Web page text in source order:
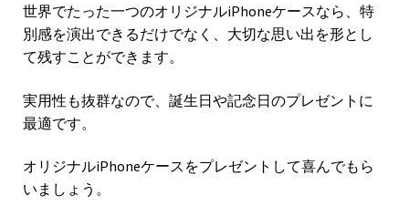
世界でたった一つのオリジナルiPhoneケースなら、特
別感を演出できるだけでなく、大切な思い出を形とし
て残すことができます。
実用性も抜群なので、誕生日や記念日のプレゼントに
最適です。
オリジナルiPhoneケースをプレゼントして喜んでもら
いましょう。